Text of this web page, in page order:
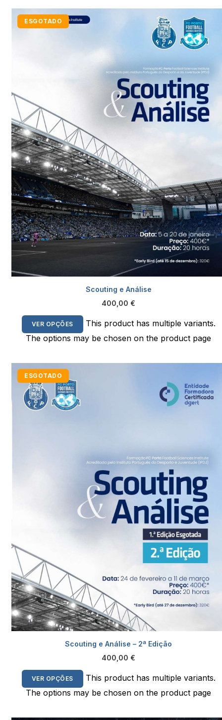
ESGOTADO
Scouting e Análise
400,00 €
VER OPÇÕES
This product has multiple variants.
The options may be chosen on the product page
ESGOTADO
Scouting e Análise – 2ª Edição
400,00 €
VER OPÇÕES
This product has multiple variants.
The options may be chosen on the product page